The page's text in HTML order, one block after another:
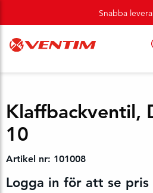
Snabba
Klaffbackventil,
10
Artikel nr: 101008
Logga in för att se pris